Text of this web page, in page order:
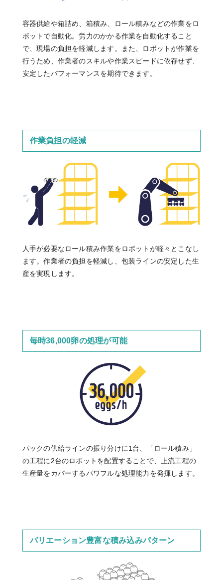
容器供給や箱詰め、箱積み、ロール積みなどの作業をロ
ボットで自動化。労力のかかる作業を自動化すること
で、現場の負担を軽減します。また、ロボットが作業を
行うため、作業者のスキルや作業スピードに依存せず、
安定したパフォーマンスを期待できます。
作業負担の軽減
人手が必要なロール積み作業をロボットが軽々とこなし
ます。作業者の負担を軽減し、包装ラインの安定した生
産を実現します。
毎時36,000卵の処理が可能
パックの供給ラインの振り分けに1台、「ロール積み」
の工程に2台のロボットを配置することで、上流工程の
生産量をカバーするパワフルな処理能力を発揮します。
バリエーション豊富な積み込みパターン